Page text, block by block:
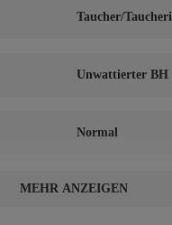
Taucher/
Unwattierter BH
Normal
Modest Fashion
MEHR ANZEIGEN